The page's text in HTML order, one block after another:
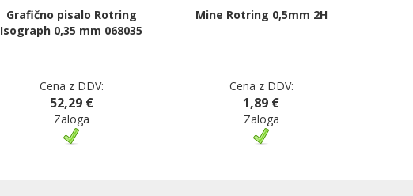
Grafično pisalo Rotring
Isograph 0,35 mm 068035
Cena z DDV:
52,29 €
Zaloga
Mine Rotring 0,5mm 2H
Cena z DDV:
1,89 €
Zaloga